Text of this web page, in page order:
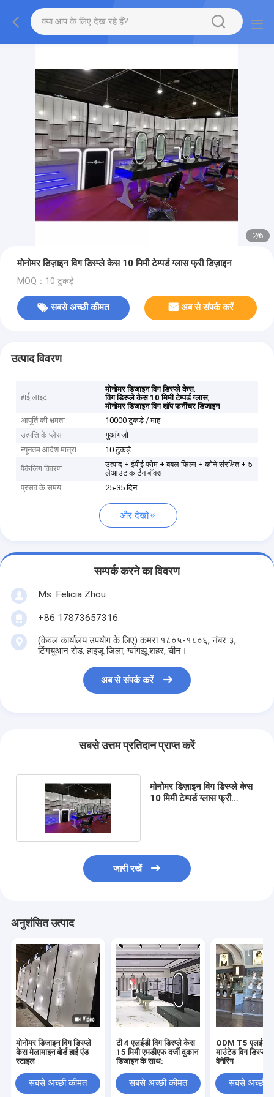
2/6
मोनोमर डिज़ाइन विग डिस्प्ले केस 10 मिमी टेम्पर्ड ग्लास फ्री डिज़ाइन
MOQ：10 टुकड़े
सबसे अच्छी कीमत अब से संपर्क करें
उत्पाद विवरण
हाई लाइट
मोनोमर डिजाइन विग डिस्प्ले केस,
विग डिस्प्ले केस 10 मिमी टेम्पर्ड ग्लास,
मोनोमर डिजाइन विग शॉप फर्नीचर डिजाइन
आपूर्ति की क्षमता
10000 टुकड़े / माह
उत्पत्ति के प्लेस
गुआंगज़ौ
न्यूनतम आदेश मात्रा
10 टुकड़े
पैकेजिंग विवरण
उत्पाद + ईपीई फोम + बबल फिल्म + कोने संरक्षित + 5
लेआउट कार्टन बॉक्स
प्रसव के समय
25-35 दिन
और देखो
सम्पर्क करने का विवरण
Ms. Felicia Zhou
+86 17873657316
(केवल कार्यालय उपयोग के लिए) कमरा १८०५-१८०६, नंबर ३,
टिंगयुआन रोड, हाइज़ू जिला, ग्वांगझू शहर, चीन।
अब से संपर्क करें
सबसे उत्तम प्रतिदान प्राप्त करें
मोनोमर डिज़ाइन विग डिस्प्ले केस
10 मिमी टेम्पर्ड ग्लास फ्री
जारी रखें
अनुशंसित उत्पाद
मोनोमर डिजाइन विग डिस्प्ले
केस मेलामाइन बोर्ड हाई एंड
स्टाइल
सबसे अच्छी कीमत
टी 4 एलईडी विग डिस्प्ले केस
15 मिमी एमडीएफ दर्जी दुकान
डिजाइन के साथ:
सबसे अच्छी कीमत
ODM T5 एलईडी
माउंटेड विग डिस्प्ले
वेनेरिंग
सबसे अच्छी